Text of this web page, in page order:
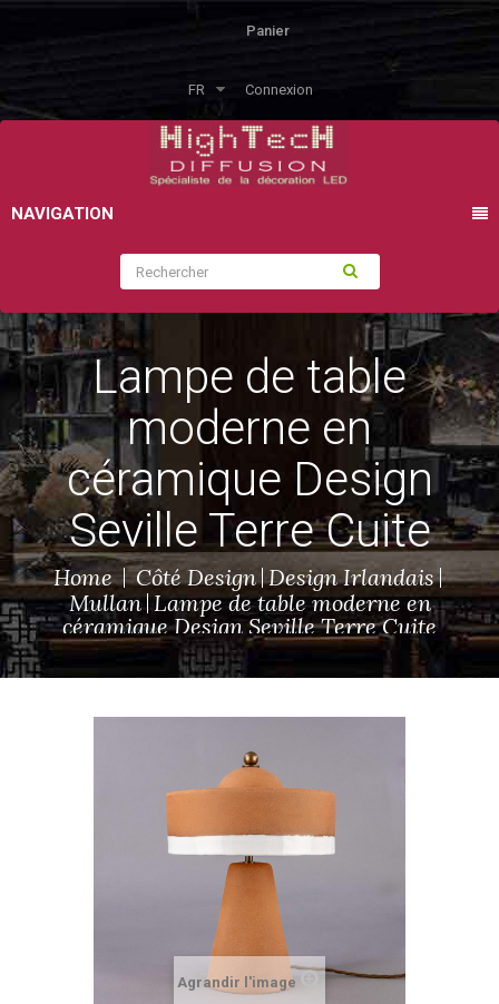
Panier
FR Connexion
NAVIGATION
Lampe de table
moderne en
céramique Design
Seville Terre Cuite
Home Côté Design Design Irlandais
Mullan Lampe de table moderne en
céramique Design Seville Terre Cuite
Agrandir l'image